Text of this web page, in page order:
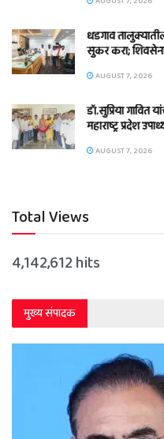
धडगाव
सुकर करा;
AUGUST 7, 2026
डॉ.सुप्रिया गावित
महाराष्ट्र प्रदेश
AUGUST 7, 2026
Total Views
4,142,612 hits
मुख्य संपादक